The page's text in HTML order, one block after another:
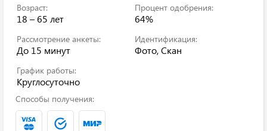
Возраст:
18 – 65 лет
Процент одобрения:
64%
Рассмотрение анкеты:
До 15 минут
Идентификация:
Фото, Скан
График работы:
Круглосуточно
Способы получения: